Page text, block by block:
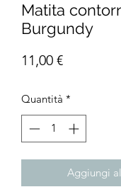
Matita
Burgundy
11,00 €Prezzo
Quantità *
Aggiungi